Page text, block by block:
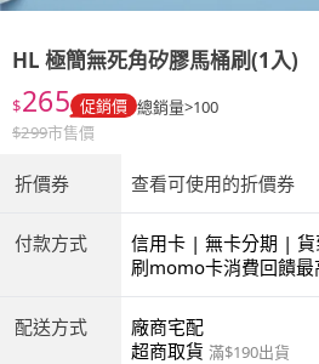
HL 極簡無死角矽膠馬桶刷(1入)
$265 促銷價 總銷量>100
$299市售價
折價券 查看可使用的折價券
付款方式
信用卡 | 無卡分期 |
商付款 | ATM | 銀聯卡
刷momo卡消費回饋最
配送方式
廠商宅配
超商取貨 滿$190出貨